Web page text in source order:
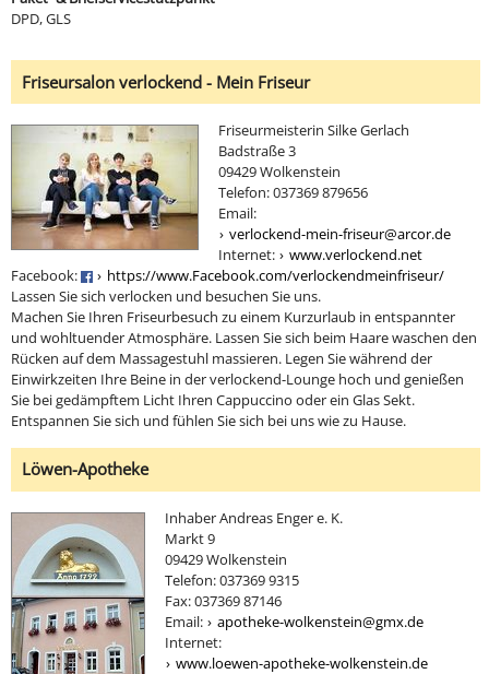
DPD, GLS
Friseursalon verlockend - Mein Friseur
Friseurmeisterin Silke Gerlach
Badstraße 3
09429 Wolkenstein
Telefon: 037369 879656
Email:
verlockend-mein-friseur@arcor.de
Internet:
www.verlockend.net
Facebook:
https://www.Facebook.com/verlockendmeinfriseur/
Lassen Sie sich verlocken und besuchen Sie uns.
Machen Sie Ihren Friseurbesuch zu einem Kurzurlaub in entspannter
und wohltuender Atmosphäre. Lassen Sie sich beim Haare waschen den
Rücken auf dem Massagestuhl massieren. Legen Sie während der
Einwirkzeiten Ihre Beine in der verlockend-Lounge hoch und genießen
Sie bei gedämpftem Licht Ihren Cappuccino oder ein Glas Sekt.
Entspannen Sie sich und fühlen Sie sich bei uns wie zu Hause.
Löwen-Apotheke
Inhaber Andreas Enger e. K.
Markt 9
09429 Wolkenstein
Telefon: 037369 9315
Fax: 037369 87146
Email:
apotheke-wolkenstein@gmx.de
Internet:
www.loewen-apotheke-wolkenstein.de